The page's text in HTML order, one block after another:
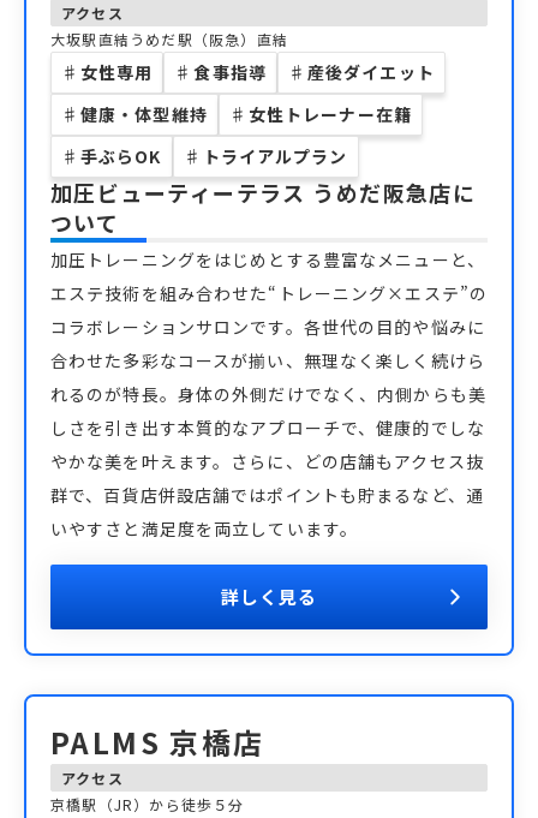
アクセス
大坂駅直結うめだ駅（阪急）直結
♯ 女性専用 ♯ 食事指導 ♯ 産後ダイエット
♯ 健康・体型維持 ♯ 女性トレーナー在籍
♯ 手ぶらOK ♯ トライアルプラン
加圧ビューティーテラス うめだ阪急店に
ついて
加圧トレーニングをはじめとする豊富なメニューと、
エステ技術を組み合わせた“トレーニング×エステ”の
コラボレーションサロンです。各世代の目的や悩みに
合わせた多彩なコースが揃い、無理なく楽しく続けら
れるのが特長。身体の外側だけでなく、内側からも美
しさを引き出す本質的なアプローチで、健康的でしな
やかな美を叶えます。さらに、どの店舗もアクセス抜
群で、百貨店併設店舗ではポイントも貯まるなど、通
いやすさと満足度を両立しています。
詳しく見る
PALMS 京橋店
アクセス
京橋駅（JR）から徒歩５分